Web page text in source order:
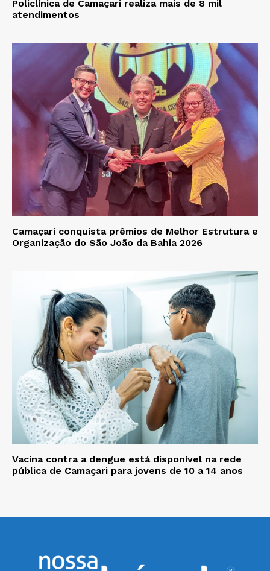
Policlínica de Camaçari realiza mais de 8 mil
atendimentos
Camaçari conquista prêmios de Melhor Estrutura e
Organização do São João da Bahia 2026
Vacina contra a dengue está disponível na rede
pública de Camaçari para jovens de 10 a 14 anos